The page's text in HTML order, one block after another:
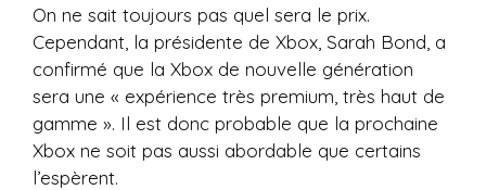
On ne sait toujours pas quel sera le prix.
Cependant, la présidente de Xbox, Sarah Bond, a
confirmé que la Xbox de nouvelle génération
sera une « expérience très premium, très haut de
gamme ». Il est donc probable que la prochaine
Xbox ne soit pas aussi abordable que certains
l’espèrent.